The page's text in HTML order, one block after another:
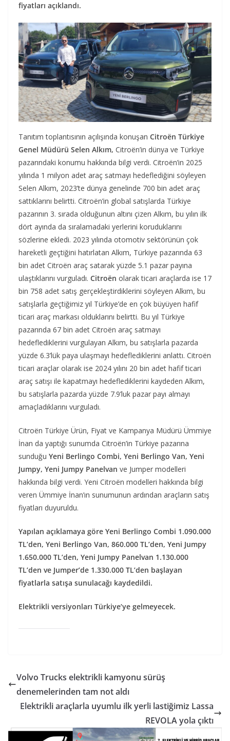
fiyatları açıklandı.
Tanıtım toplantısının açılışında konuşan Citroën Türkiye
Genel Müdürü Selen Alkım, Citroën’in dünya ve Türkiye
pazarındaki konumu hakkında bilgi verdi. Citroën’in 2025
yılında 1 milyon adet araç satmayı hedeflediğini söyleyen
Selen Alkım, 2023’te dünya genelinde 700 bin adet araç
sattıklarını belirtti. Citroën’in global satışlarda Türkiye
pazarının 3. sırada olduğunun altını çizen Alkım, bu yılın ilk
dört ayında da sıralamadaki yerlerini koruduklarını
sözlerine ekledi. 2023 yılında otomotiv sektörünün çok
hareketli geçtiğini hatırlatan Alkım, Türkiye pazarında 63
bin adet Citroën araç satarak yüzde 5.1 pazar payına
ulaştıklarını vurguladı. Citroën olarak ticari araçlarda ise 17
bin 758 adet satış gerçekleştirdiklerini söyleyen Alkım, bu
satışlarla geçtiğimiz yıl Türkiye’de en çok büyüyen hafif
ticari araç markası olduklarını belirtti. Bu yıl Türkiye
pazarında 67 bin adet Citroën araç satmayı
hedeflediklerini vurgulayan Alkım, bu satışlarla pazarda
yüzde 6.3’lük paya ulaşmayı hedeflediklerini anlattı. Citroën
ticari araçlar olarak ise 2024 yılını 20 bin adet hafif ticari
araç satışı ile kapatmayı hedeflediklerini kaydeden Alkım,
bu satışlarla pazarda yüzde 7.9’luk pazar payı almayı
amaçladıklarını vurguladı.
Citroën Türkiye Ürün, Fiyat ve Kampanya Müdürü Ümmiye
İnan da yaptığı sunumda Citroën’in Türkiye pazarına
sunduğu Yeni Berlingo Combi, Yeni Berlingo Van, Yeni
Jumpy, Yeni Jumpy Panelvan ve Jumper modelleri
hakkında bilgi verdi. Yeni Citroën modelleri hakkında bilgi
veren Ümmiye İnan’ın sunumunun ardından araçların satış
fiyatları duyuruldu.
Yapılan açıklamaya göre Yeni Berlingo Combi 1.090.000
TL’den, Yeni Berlingo Van, 860.000 TL’den, Yeni Jumpy
1.650.000 TL’den, Yeni Jumpy Panelvan 1.130.000
TL’den ve Jumper’de 1.330.000 TL’den başlayan
fiyatlarla satışa sunulacağı kaydedildi.
Elektrikli versiyonları Türkiye’ye gelmeyecek.
Volvo Trucks elektrikli kamyonu sürüş
denemelerinden tam not aldı
Elektrikli araçlarla uyumlu ilk yerli lastiğimiz Lassa
REVOLA yola çıktı